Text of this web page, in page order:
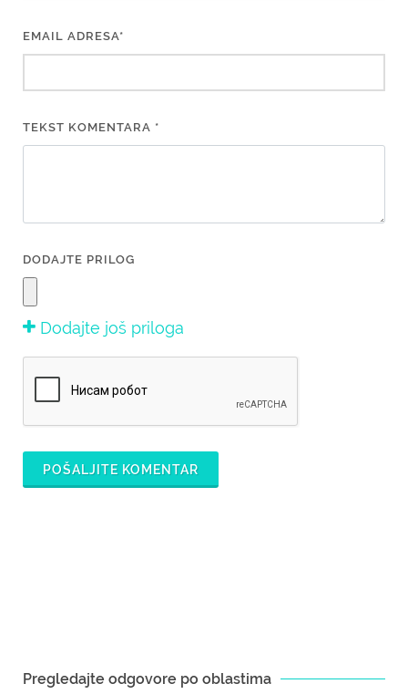
EMAIL ADRESA*
TEKST KOMENTARA *
DODAJTE PRILOG
Dodajte još priloga
POŠALJITE KOMENTAR
Pregledajte odgovore po oblastima